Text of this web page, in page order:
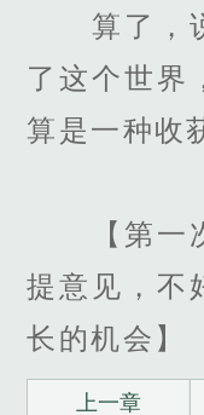
算了，说
了这个世界
算是一种收
【第一次
提意见，不
长的机会】
上一章